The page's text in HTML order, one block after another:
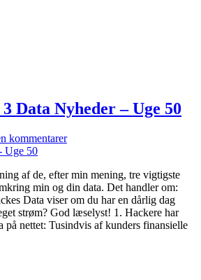
Data Nyheder – Uge 50
kommentarer
af de, efter min mening, tre vigtigste
min og din data. Det handler om:
Data viser om du har en dårlig dag
strøm? God læselyst! 1. Hackere har
på nettet: Tusindvis af kunders finansielle